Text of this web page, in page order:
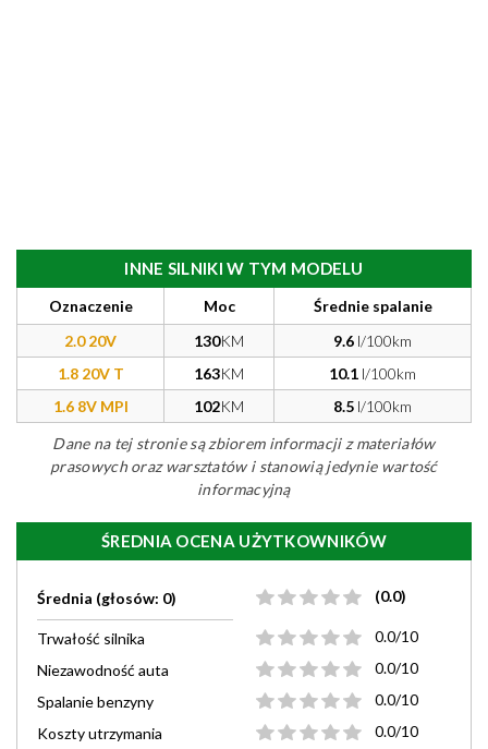
INNE SILNIKI W TYM MODELU
Oznaczenie Moc
Średnie spalanie
2.0 20V
130KM 9.6 l/100km
1.8 20V T
163KM 10.1 l/100km
1.6 8V MPI
102KM 8.5 l/100km
Dane na tej stronie są zbiorem informacji z materiałów
prasowych oraz warsztatów i stanowią jedynie wartość
informacyjną
ŚREDNIA OCENA UŻYTKOWNIKÓW
Średnia (głosów: 0) (0.0)
Trwałość silnika
0.0/10
Niezawodność auta
0.0/10
Spalanie benzyny
0.0/10
Koszty utrzymania
0.0/10